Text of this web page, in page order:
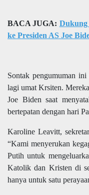
BACA JUGA: Dukung
ke Presiden AS Joe
Sontak pengumuman
lagi umat Krsiten.
Joe Biden saat
bertepatan dengan hari
Karoline Leavitt,
“Kami menyerukan
Putih untuk
Katolik dan Kristen di
hanya untuk satu